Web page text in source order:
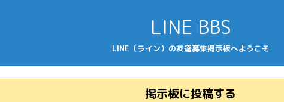
LINE BBS
LINE（ライン）の友達募集掲示板へようこそ
掲示板に投稿する